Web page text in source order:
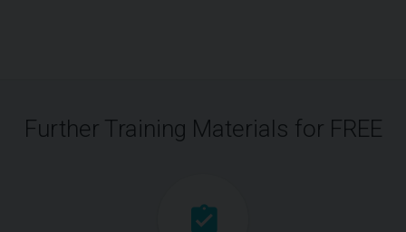
Further Training Materials for FREE